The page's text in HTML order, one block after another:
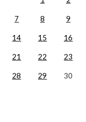
7 8 9
14 15 16
21 22 23
28 29 30